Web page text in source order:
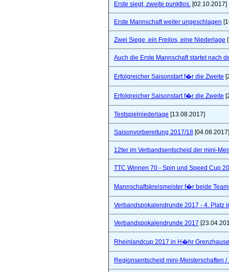
Erste siegt, zweite punktlos. [02.10.2017]
Erste Mannschaft weiter ungeschlagen
Zwei Siege, ein Freilos, eine Niederlage
Auch die Erste Mannschaft startet nach
Erfolgreicher Saisonstart f�r die Zweite
Erfolgreicher Saisonstart f�r die Zweite
Testspielniederlage [13.08.2017]
Saisonvorbereitung 2017/18 [04.08.2017]
12ter im Verbandsentscheid der mini-
TTC Winnen 70 - Spin und Speed Cup
Mannschaftskreismeister f�r beide
Verbandspokalendrunde 2017 - 4. Platz
Verbandspokalendrunde 2017
Rheinlandcup 2017 in H�hr
Regionsentscheid mini-Meisterschaften